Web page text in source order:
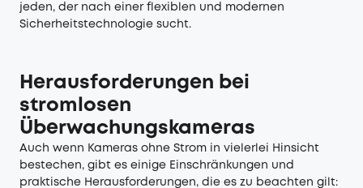
jeden, der nach einer flexiblen und modernen
Sicherheitstechnologie sucht.
Herausforderungen bei
stromlosen
Überwachungskameras
Auch wenn Kameras ohne Strom in vielerlei Hinsicht
bestechen, gibt es einige Einschränkungen und
praktische Herausforderungen, die es zu beachten gilt: